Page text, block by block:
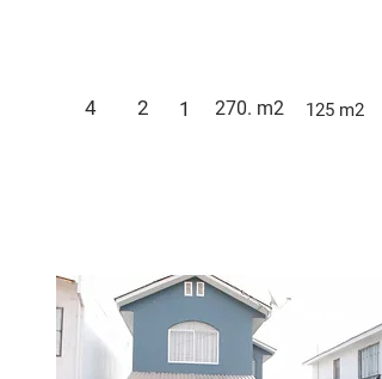
4 2 1 270. m2 125 m2